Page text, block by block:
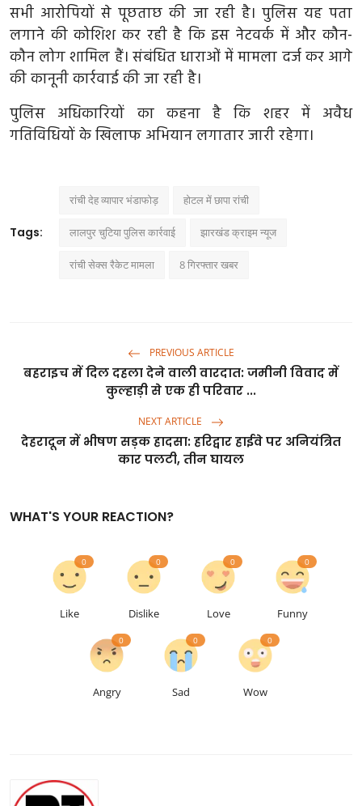
Hindi
सभी आरोपियों से पूछताछ की जा रही है। पुलिस यह पता
लगाने की कोशिश कर रही है कि इस नेटवर्क में और कौन-
कौन लोग शामिल हैं। संबंधित धाराओं में मामला दर्ज कर आगे
की कानूनी कार्रवाई की जा रही है।
पुलिस अधिकारियों का कहना है कि शहर में अवैध
गतिविधियों के खिलाफ अभियान लगातार जारी रहेगा।
Tags:
रांची देह व्यापार भंडाफोड़ होटल में छापा रांची
लालपुर चुटिया पुलिस कार्रवाई झारखंड क्राइम न्यूज
रांची सेक्स रैकेट मामला 8 गिरफ्तार खबर
PREVIOUS ARTICLE
बहराइच में दिल दहला देने वाली वारदात: जमीनी विवाद में
कुल्हाड़ी से एक ही परिवार ...
NEXT ARTICLE
देहरादून में भीषण सड़क हादसा: हरिद्वार हाईवे पर अनियंत्रित
कार पलटी, तीन घायल
WHAT'S YOUR REACTION?
Like
0
Dislike
0
Love
0
Funny
0
Angry
0
Sad
0
Wow
0